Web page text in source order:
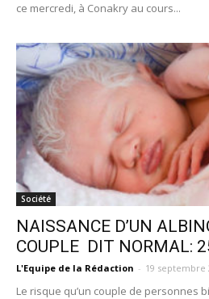
ce mercredi, à Conakry au cours...
Société
NAISSANCE D’UN
COUPLE DIT NORMAL:
L'Equipe de la Rédaction - 19 septembre
Le risque qu’un couple de personnes